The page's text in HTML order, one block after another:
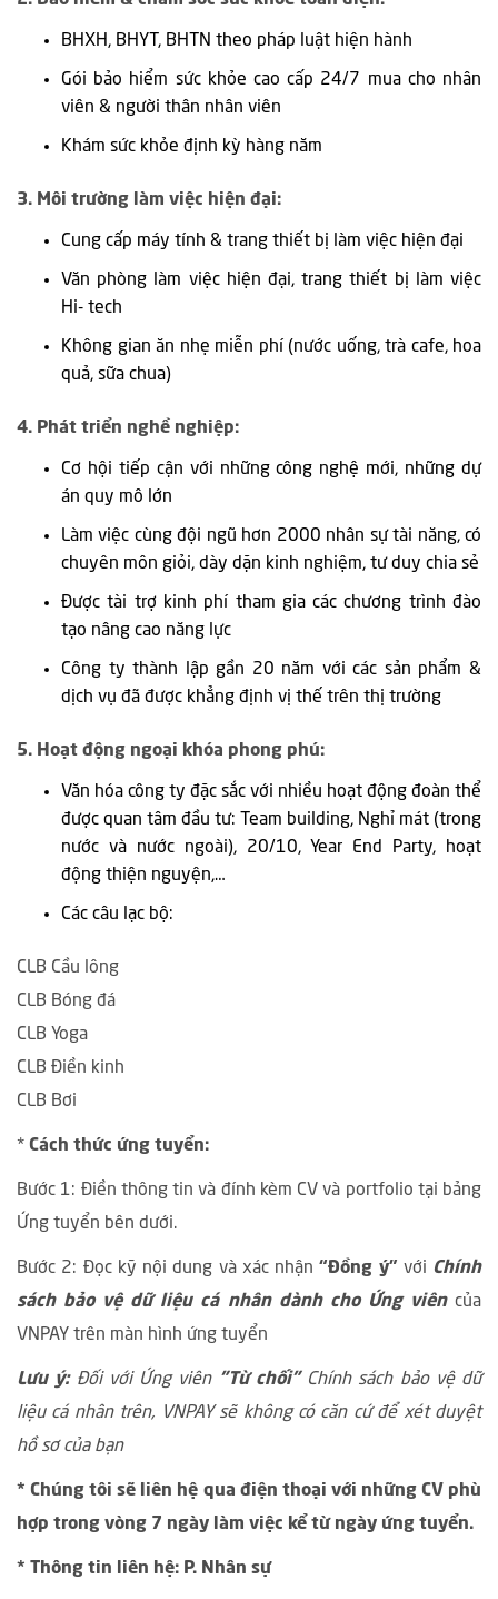
BHXH, BHYT, BHTN theo pháp luật hiện hành
Gói bảo hiểm sức khỏe cao cấp 24/7 mua cho nhân
viên & người thân nhân viên
Khám sức khỏe định kỳ hàng năm
3. Môi trường làm việc hiện đại:
Cung cấp máy tính & trang thiết bị làm việc hiện đại
Văn phòng làm việc hiện đại, trang thiết bị làm việc
Hi- tech
Không gian ăn nhẹ miễn phí (nước uống, trà cafe, hoa
quả, sữa chua)
4. Phát triển nghề nghiệp:
Cơ hội tiếp cận với những công nghệ mới, những dự
án quy mô lớn
Làm việc cùng đội ngũ hơn 2000 nhân sự tài năng, có
chuyên môn giỏi, dày dặn kinh nghiệm, tư duy chia sẻ
Được tài trợ kinh phí tham gia các chương trình đào
tạo nâng cao năng lực
Công ty thành lập gần 20 năm với các sản phẩm &
dịch vụ đã được khẳng định vị thế trên thị trường
5. Hoạt động ngoại khóa phong phú:
Văn hóa công ty đặc sắc với nhiều hoạt động đoàn thể
được quan tâm đầu tư: Team building, Nghỉ mát (trong
nước và nước ngoài), 20/10, Year End Party, hoạt
động thiện nguyện,…
Các câu lạc bộ:
CLB Cầu lông
CLB Bóng đá
CLB Yoga
CLB Điền kinh
CLB Bơi
* Cách thức ứng tuyển:
Bước 1: Điền thông tin và đính kèm CV và portfolio tại bảng
Ứng tuyển bên dưới.
Bước 2: Đọc kỹ nội dung và xác nhận“Đồng ý” với Chính
sách bảo vệ dữ liệu cá nhân dành cho Ứng viên của
VNPAY trên màn hình ứng tuyển
Lưu ý:Đối với Ứng viên"Từ chối"Chính sách bảo vệ dữ
liệu cá nhân trên, VNPAY sẽ không có căn cứ để xét duyệt
hồ sơ của bạn
* Chúng tôi sẽ liên hệ qua điện thoại với những CV phù
hợp trong vòng 7 ngày làm việc kể từ ngày ứng tuyển.
* Thông tin liên hệ: P. Nhân sự